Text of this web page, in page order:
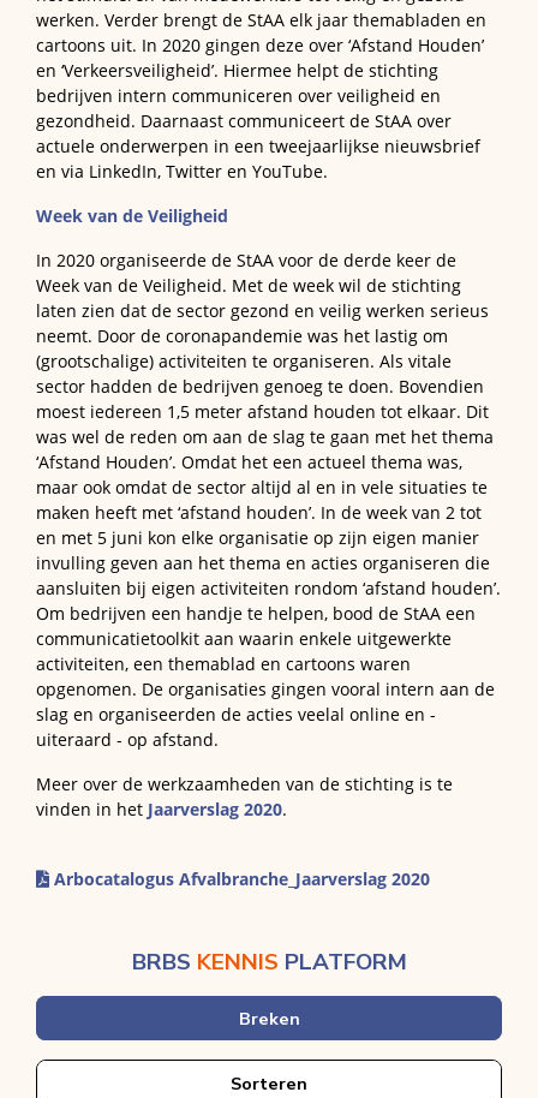
werken. Verder brengt de StAA elk jaar themabladen en
cartoons uit. In 2020 gingen deze over ‘Afstand Houden’
en ‘Verkeersveiligheid’. Hiermee helpt de stichting
bedrijven intern communiceren over veiligheid en
gezondheid. Daarnaast communiceert de StAA over
actuele onderwerpen in een tweejaarlijkse nieuwsbrief
en via LinkedIn, Twitter en YouTube.
Week van de Veiligheid
In 2020 organiseerde de StAA voor de derde keer de
Week van de Veiligheid. Met de week wil de stichting
laten zien dat de sector gezond en veilig werken serieus
neemt. Door de coronapandemie was het lastig om
(grootschalige) activiteiten te organiseren. Als vitale
sector hadden de bedrijven genoeg te doen. Bovendien
moest iedereen 1,5 meter afstand houden tot elkaar. Dit
was wel de reden om aan de slag te gaan met het thema
‘Afstand Houden’. Omdat het een actueel thema was,
maar ook omdat de sector altijd al en in vele situaties te
maken heeft met ‘afstand houden’. In de week van 2 tot
en met 5 juni kon elke organisatie op zijn eigen manier
invulling geven aan het thema en acties organiseren die
aansluiten bij eigen activiteiten rondom ‘afstand houden’.
Om bedrijven een handje te helpen, bood de StAA een
communicatietoolkit aan waarin enkele uitgewerkte
activiteiten, een themablad en cartoons waren
opgenomen. De organisaties gingen vooral intern aan de
slag en organiseerden de acties veelal online en -
uiteraard - op afstand.
Meer over de werkzaamheden van de stichting is te
vinden in het Jaarverslag 2020.
Arbocatalogus Afvalbranche_Jaarverslag 2020
BRBS KENNIS PLATFORM
Breken
Sorteren